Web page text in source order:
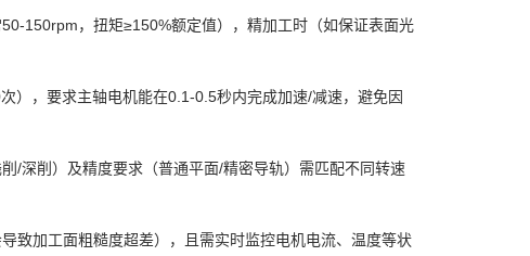
150rpm，扭矩≥150%额定值），精加工时（如保证表面光
），要求主轴电机能在0.1-0.5秒内完成加速/减速，避免因
/深削）及精度要求（普通平面/精密导轨）需匹配不同转速
致加工面粗糙度超差），且需实时监控电机电流、温度等状